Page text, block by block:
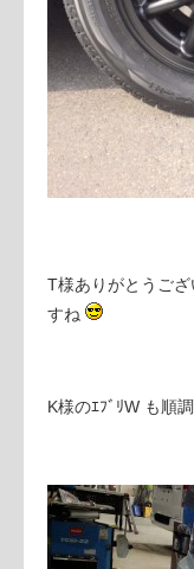
T様ありがとうござ
すね
K様のｴﾌﾞﾘW も順